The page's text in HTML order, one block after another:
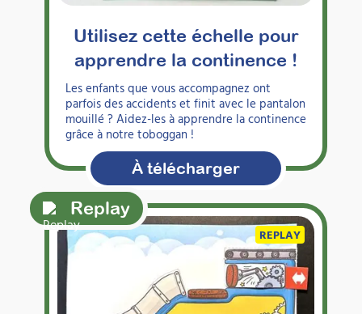
Utilisez cette échelle pour
apprendre la continence !
Les enfants que vous accompagnez ont
parfois des accidents et finit avec le pantalon
mouillé ? Aidez-les à apprendre la continence
grâce à notre toboggan !
À télécharger
Replay
REPLAY